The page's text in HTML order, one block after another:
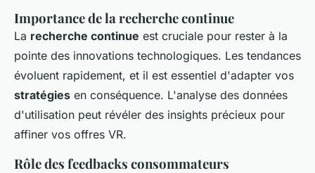
Importance de la recherche continue
La recherche continue est cruciale pour rester à la
pointe des innovations technologiques. Les tendances
évoluent rapidement, et il est essentiel d'adapter vos
stratégies en conséquence. L'analyse des données
d'utilisation peut révéler des insights précieux pour
affiner vos offres VR.
Rôle des feedbacks consommateurs